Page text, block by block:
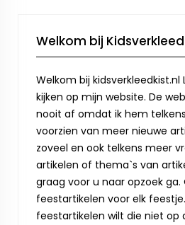
Welkom bij
Welkom bij
kijken op mijn website. De
nooit af omdat ik hem
voorzien van meer nieuwe
zoveel en ook telkens meer
artikelen of thema`s van
graag voor u naar opzoek ga.
feestartikelen voor elk
feestartikelen wilt die niet op